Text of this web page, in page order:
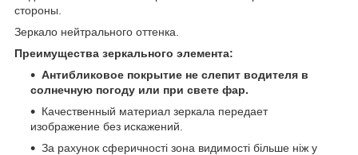
стороны.
Зеркало нейтрального оттенка.
Преимущества зеркального элемента:
Антибликовое покрытие не слепит водителя в
солнечную погоду или при свете фар.
Качественный материал зеркала передает
изображение без искажений.
За рахунок сферичності зона видимості більше ніж у